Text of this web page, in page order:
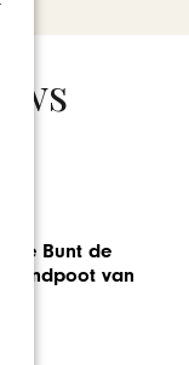
de Bunt de
van